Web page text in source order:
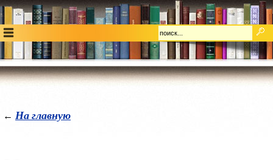
← На главную